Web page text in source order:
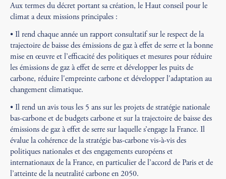
Aux termes du décret portant sa création, le Haut conseil pour le
climat a deux missions principales :
• Il rend chaque année un rapport consultatif sur le respect de la
trajectoire de baisse des émissions de gaz à effet de serre et la bonne
mise en œuvre et l’efficacité des politiques et mesures pour réduire
les émissions de gaz à effet de serre et développer les puits de
carbone, réduire l'empreinte carbone et développer l'adaptation au
changement climatique.
• Il rend un avis tous les 5 ans sur les projets de stratégie nationale
bas-carbone et de budgets carbone et sur la trajectoire de baisse des
émissions de gaz à effet de serre sur laquelle s’engage la France. Il
évalue la cohérence de la stratégie bas-carbone vis-à-vis des
politiques nationales et des engagements européens et
internationaux de la France, en particulier de l’accord de Paris et de
l’atteinte de la neutralité carbone en 2050.